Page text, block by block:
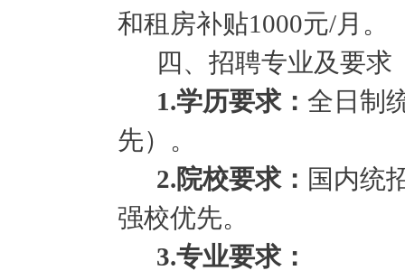
和租房补贴1000元/月。
四、招聘专业及要求
1.学历要求： 全日制
先）。
2.院校要求： 国内统
强校优先。
3.专业要求：